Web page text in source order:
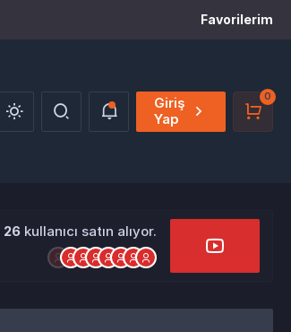
Favorilerim
Giriş
Yap
0
26 kullanıcı satın alıyor.